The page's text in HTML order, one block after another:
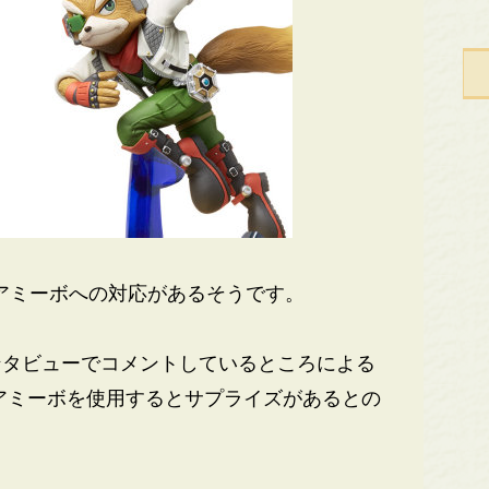
ーボへの対応があるそうです。
ューでコメントしているところによる
ーボを使用するとサプライズがあるとの